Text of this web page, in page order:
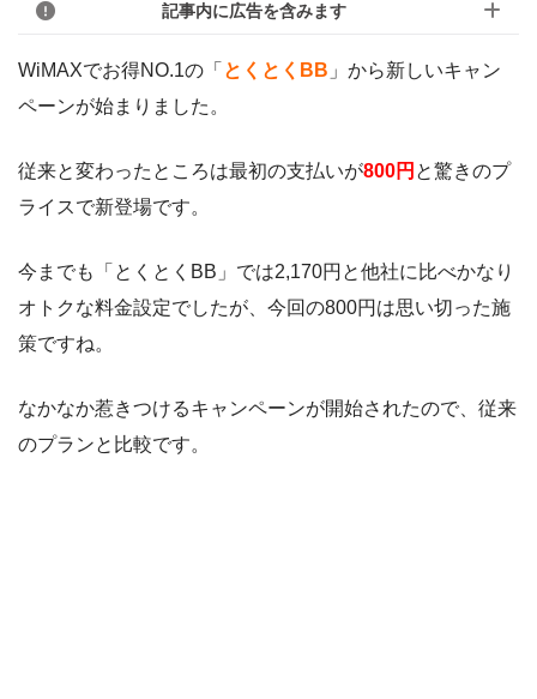
記事内に広告を含みます
WiMAXでお得NO.1の「 とくとくBB 」から新しいキャン
ペーンが始まりました。
従来と変わったところは最初の支払いが800円 と驚きのプ
ライスで新登場です。
今までも「とくとくBB」では2,170円と他社に比べかなり
オトクな料金設定でしたが、今回の800円は思い切った施
策ですね。
なかなか惹きつけるキャンペーンが開始されたので、従来
のプランと比較です。